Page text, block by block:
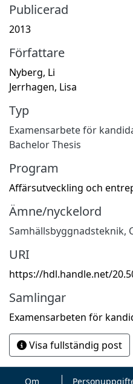
Publicerad
2013
Författare
Nyberg, Li
Jerrhagen, Lisa
Typ
Examensarbete för
Bachelor Thesis
Program
Affärsutveckling och
Ämne/nyckelord
Samhällsbyggnadsteknik,
URI
https://hdl.handle.net/
Samlingar
Examensarbeten för
Visa fullständig post
Om